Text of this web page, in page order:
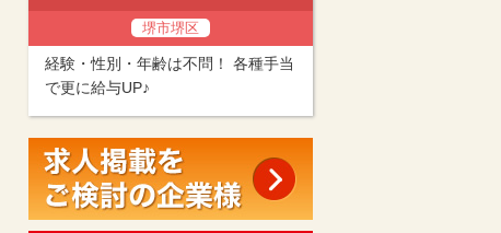
堺市堺区
経験・性別・年齢は不問！ 各種手当
で更に給与UP♪